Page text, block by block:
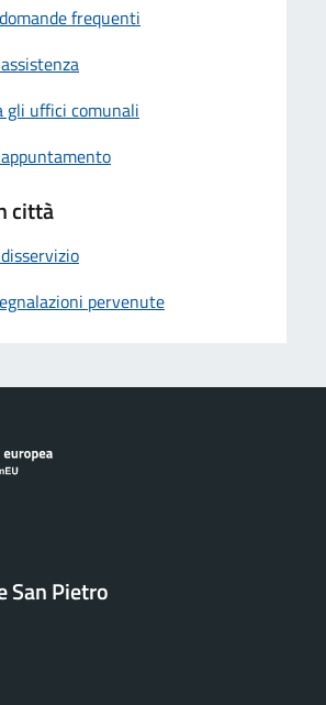
frequenti
gli uffici comunali
città
pervenute
San Pietro